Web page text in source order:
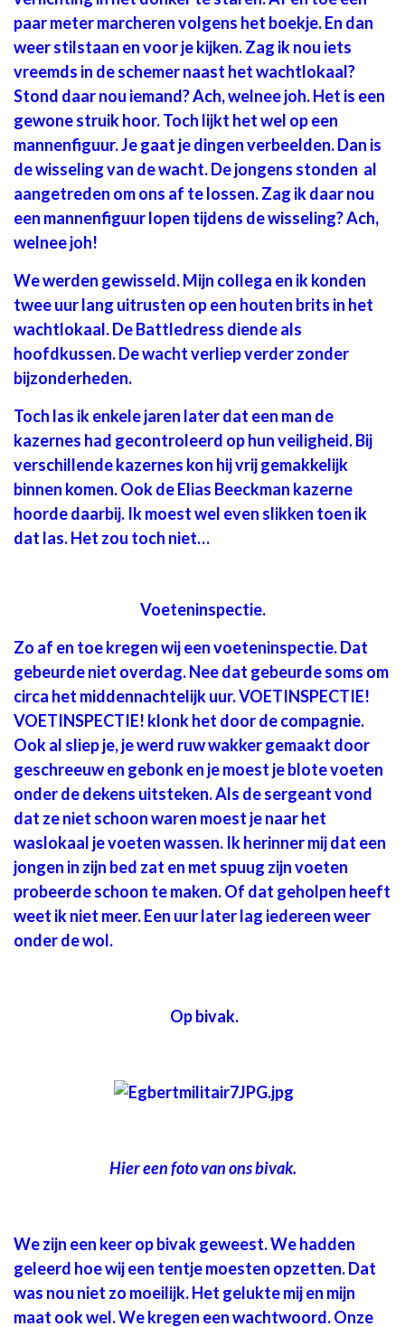
paar meter marcheren volgens het boekje. En dan
weer stilstaan en voor je kijken. Zag ik nou iets
vreemds in de schemer naast het wachtlokaal?
Stond daar nou iemand? Ach, welnee joh. Het is een
gewone struik hoor. Toch lijkt het wel op een
mannenfiguur. Je gaat je dingen verbeelden. Dan is
de wisseling van de wacht. De jongens stonden al
aangetreden om ons af te lossen. Zag ik daar nou
een mannenfiguur lopen tijdens de wisseling? Ach,
welnee joh!
We werden gewisseld. Mijn collega en ik konden
twee uur lang uitrusten op een houten brits in het
wachtlokaal. De Battledress diende als
hoofdkussen. De wacht verliep verder zonder
bijzonderheden.
Toch las ik enkele jaren later dat een man de
kazernes had gecontroleerd op hun veiligheid. Bij
verschillende kazernes kon hij vrij gemakkelijk
binnen komen. Ook de Elias Beeckman kazerne
hoorde daarbij. Ik moest wel even slikken toen ik
dat las. Het zou toch niet…
Voeteninspectie.
Zo af en toe kregen wij een voeteninspectie. Dat
gebeurde niet overdag. Nee dat gebeurde soms om
circa het middennachtelijk uur. VOETINSPECTIE!
VOETINSPECTIE! klonk het door de compagnie.
Ook al sliep je, je werd ruw wakker gemaakt door
geschreeuw en gebonk en je moest je blote voeten
onder de dekens uitsteken. Als de sergeant vond
dat ze niet schoon waren moest je naar het
waslokaal je voeten wassen. Ik herinner mij dat een
jongen in zijn bed zat en met spuug zijn voeten
probeerde schoon te maken. Of dat geholpen heeft
weet ik niet meer. Een uur later lag iedereen weer
onder de wol.
Op bivak.
Hier een foto van ons bivak.
We zijn een keer op bivak geweest. We hadden
geleerd hoe wij een tentje moesten opzetten. Dat
was nou niet zo moeilijk. Het gelukte mij en mijn
maat ook wel. We kregen een wachtwoord. Onze